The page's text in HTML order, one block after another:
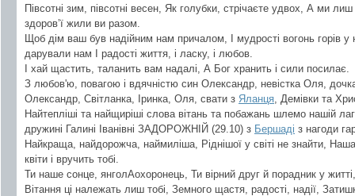
Півсотні зим, півсотні весен, Як голубки, стрічаєте удвох, А ми
здоров’ї жили ви разом.
Щоб дім ваш був надійним нам причалом, І мудрості вогонь горів у
дарували нам І радості життя, і ласку, і любов.
І хай щастить, таланить вам надалі, А Бог хранить і сили посилає.
З любов'ю, повагою і вдячністю син Олександр, невістка Оля,
Олександр, Світланка, Іринка, Оля, свати з Яланця , Демівки та
Найтепліші та найщиріші слова вітань та побажань шлемо нашій
дружині Галині Іванівні ЗАДОРОЖНІЙ (29.10) з Бершаді з нагоди
Найкраща, найдорожча, наймиліша, Ріднішої у світі не знайти,
квіти і вручить тобі.
Ти наше сонце, янголAохоронець, Ти вірний друг й порадник у
Вітання ці належать лиш тобі, Земного щастя, радості, надії,